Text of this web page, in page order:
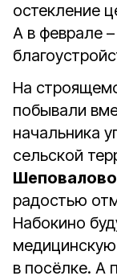
остекление
А в феврале
На
побывали
начальника
сельской
радостью
Набокино
в посёлке. А